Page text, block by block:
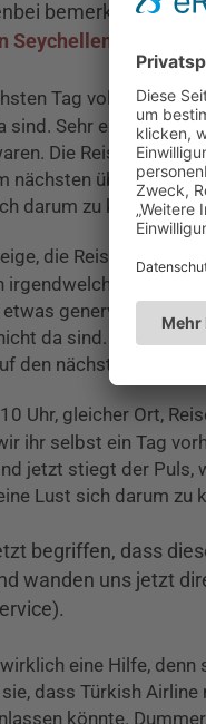
bemerkt: Die 16
Seychellen
Tag voller
sind. Sehr enttäuscht
Die Reiseleitung
nächsten
darum zu kümmern.
die Reiseleitung
irgendwelche Touren
genervt. Sie
da sind. Das
den nächsten Tag
Uhr, gleicher Ort,
ihr selbst ein Tag
jetzt stiegt der Puls,
Lust sich darum
begriffen, dass
wanden uns jetzt
eine Hilfe,
dass Türkish
könnte.